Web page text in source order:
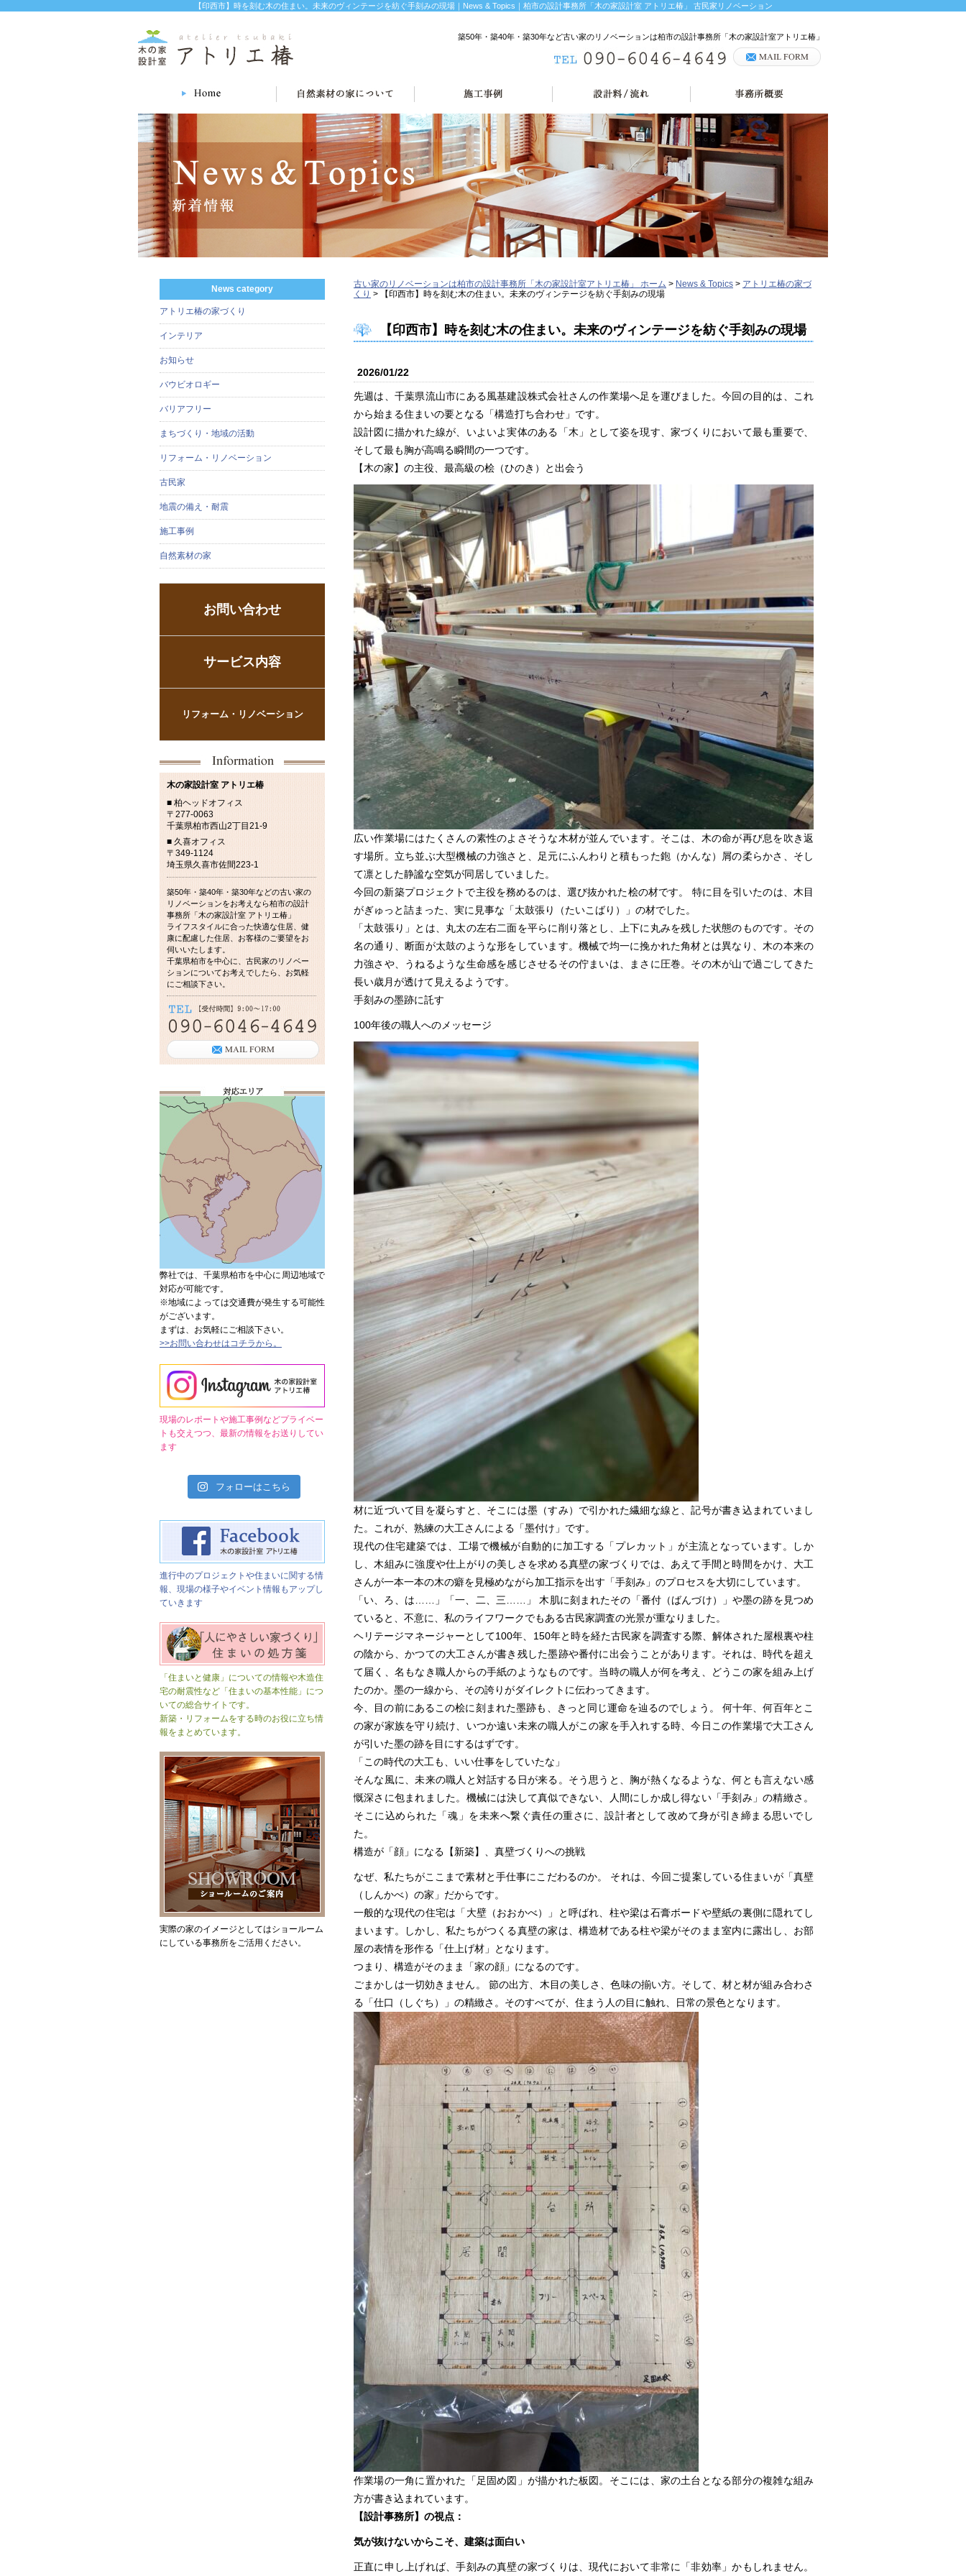
【印西市】時を刻む木の住まい。未来のヴィンテージを紡ぐ手刻みの現場｜News & Topics｜柏市の設計事務所「木の家設計室 アトリエ椿」 古民家リノベーション
築50年・築40年・築30年など古い家のリノベーションは柏市の設計事務所「木の家設計室アトリエ椿」
古い家のリノベーションは柏市の設計事務所「木の家設計室アトリエ椿」 ホーム > News & Topics > アトリエ椿の家づ
くり > 【印西市】時を刻む木の住まい。未来のヴィンテージを紡ぐ手刻みの現場
【印西市】時を刻む木の住まい。未来のヴィンテージを紡ぐ手刻みの現場
2026/01/22
先週は、千葉県流山市にある風基建設株式会社さんの作業場へ足を運びました。今回の目的は、これ
から始まる住まいの要となる「構造打ち合わせ」です。
設計図に描かれた線が、いよいよ実体のある「木」として姿を現す、家づくりにおいて最も重要で、
そして最も胸が高鳴る瞬間の一つです。
【木の家】の主役、最高級の桧（ひのき）と出会う
広い作業場にはたくさんの素性のよさそうな木材が並んでいます。そこは、木の命が再び息を吹き返
す場所。立ち並ぶ大型機械の力強さと、足元にふんわりと積もった鉋（かんな）屑の柔らかさ、そし
て凛とした静謐な空気が同居していました。
今回の新築プロジェクトで主役を務めるのは、選び抜かれた桧の材です。 特に目を引いたのは、木目
がぎゅっと詰まった、実に見事な「太鼓張り（たいこばり）」の材でした。
「太鼓張り」とは、丸太の左右二面を平らに削り落とし、上下に丸みを残した状態のものです。その
名の通り、断面が太鼓のような形をしています。機械で均一に挽かれた角材とは異なり、木の本来の
力強さや、うねるような生命感を感じさせるその佇まいは、まさに圧巻。その木が山で過ごしてきた
長い歳月が透けて見えるようです。
手刻みの墨跡に託す
100年後の職人へのメッセージ
材に近づいて目を凝らすと、そこには墨（すみ）で引かれた繊細な線と、記号が書き込まれていまし
た。これが、熟練の大工さんによる「墨付け」です。
現代の住宅建築では、工場で機械が自動的に加工する「プレカット」が主流となっています。しか
し、木組みに強度や仕上がりの美しさを求める真壁の家づくりでは、あえて手間と時間をかけ、大工
さんが一本一本の木の癖を見極めながら加工指示を出す「手刻み」のプロセスを大切にしています。
「い、ろ、は……」「一、二、三……」 木肌に刻まれたその「番付（ばんづけ）」や墨の跡を見つめ
ていると、不意に、私のライフワークでもある古民家調査の光景が重なりました。
ヘリテージマネージャーとして100年、150年と時を経た古民家を調査する際、解体された屋根裏や柱
の陰から、かつての大工さんが書き残した墨跡や番付に出会うことがあります。それは、時代を超え
て届く、名もなき職人からの手紙のようなものです。当時の職人が何を考え、どうこの家を組み上げ
たのか。墨の一線から、その誇りがダイレクトに伝わってきます。
今、目の前にあるこの桧に刻まれた墨跡も、きっと同じ運命を辿るのでしょう。 何十年、何百年とこ
の家が家族を守り続け、いつか遠い未来の職人がこの家を手入れする時、今日この作業場で大工さん
が引いた墨の跡を目にするはずです。
「この時代の大工も、いい仕事をしていたな」
そんな風に、未来の職人と対話する日が来る。そう思うと、胸が熱くなるような、何とも言えない感
慨深さに包まれました。機械には決して真似できない、人間にしか成し得ない「手刻み」の精緻さ。
そこに込められた「魂」を未来へ繋ぐ責任の重さに、設計者として改めて身が引き締まる思いでし
た。
構造が「顔」になる【新築】、真壁づくりへの挑戦
なぜ、私たちがここまで素材と手仕事にこだわるのか。 それは、今回ご提案している住まいが「真壁
（しんかべ）の家」だからです。
一般的な現代の住宅は「大壁（おおかべ）」と呼ばれ、柱や梁は石膏ボードや壁紙の裏側に隠れてし
まいます。しかし、私たちがつくる真壁の家は、構造材である柱や梁がそのまま室内に露出し、お部
屋の表情を形作る「仕上げ材」となります。
つまり、構造がそのまま「家の顔」になるのです。
ごまかしは一切効きません。 節の出方、木目の美しさ、色味の揃い方。そして、材と材が組み合わさ
る「仕口（しぐち）」の精緻さ。そのすべてが、住まう人の目に触れ、日常の景色となります。
作業場の一角に置かれた「足固め図」が描かれた板図。そこには、家の土台となる部分の複雑な組み
方が書き込まれています。
【設計事務所】の視点：
気が抜けないからこそ、建築は面白い
正直に申し上げれば、手刻みの真壁の家づくりは、現代において非常に「非効率」かもしれません。
News category
アトリエ椿の家づくり
インテリア
お知らせ
バウビオロギー
バリアフリー
まちづくり・地域の活動
リフォーム・リノベーション
古民家
地震の備え・耐震
施工事例
自然素材の家
お問い合わせ
サービス内容
リフォーム・リノベーション
木の家設計室 アトリエ椿
■ 柏ヘッドオフィス
〒277-0063
千葉県柏市西山2丁目21-9
■ 久喜オフィス
〒349-1124
埼玉県久喜市佐間223-1
築50年・築40年・築30年などの古い家の
リノベーションをお考えなら柏市の設計
事務所「木の家設計室 アトリエ椿」
ライフスタイルに合った快適な住居、健
康に配慮した住居、お客様のご要望をお
伺いいたします。
千葉県柏市を中心に、古民家のリノベー
ションについてお考えでしたら、お気軽
にご相談下さい。
弊社では、千葉県柏市を中心に周辺地域で
対応が可能です。
※地域によっては交通費が発生する可能性
がございます。
まずは、お気軽にご相談下さい。
>>お問い合わせはコチラから。
現場のレポートや施工事例などプライベー
トも交えつつ、最新の情報をお送りしてい
ます
フォローはこちら
進行中のプロジェクトや住まいに関する情
報、現場の様子やイベント情報もアップし
ていきます
「住まいと健康」についての情報や木造住
宅の耐震性など「住まいの基本性能」につ
いての総合サイトです。
新築・リフォームをする時のお役に立ち情
報をまとめています。
実際の家のイメージとしてはショールーム
にしている事務所をご活用ください。